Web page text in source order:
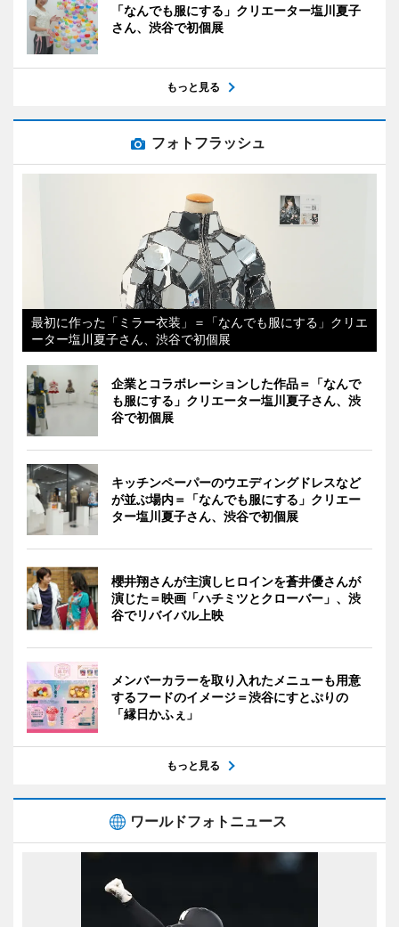
「なんでも服にする」クリエーター塩川夏子
さん、渋谷で初個展
もっと見る
フォトフラッシュ
最初に作った「ミラー衣装」＝「なんでも服にする」クリエ
ーター塩川夏子さん、渋谷で初個展
企業とコラボレーションした作品＝「なんで
も服にする」クリエーター塩川夏子さん、渋
谷で初個展
キッチンペーパーのウエディングドレスなど
が並ぶ場内＝「なんでも服にする」クリエー
ター塩川夏子さん、渋谷で初個展
櫻井翔さんが主演しヒロインを蒼井優さんが
演じた＝映画「ハチミツとクローバー」、渋
谷でリバイバル上映
メンバーカラーを取り入れたメニューも用意
するフードのイメージ＝渋谷にすとぷりの
「縁日かふぇ」
もっと見る
ワールドフォトニュース